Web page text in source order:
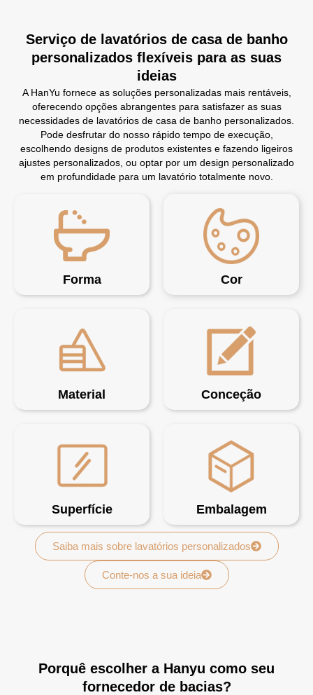
Serviço de lavatórios de casa de banho
personalizados flexíveis para as suas
ideias
A HanYu fornece as soluções personalizadas mais rentáveis,
oferecendo opções abrangentes para satisfazer as suas
necessidades de lavatórios de casa de banho personalizados.
Pode desfrutar do nosso rápido tempo de execução,
escolhendo designs de produtos existentes e fazendo ligeiros
ajustes personalizados, ou optar por um design personalizado
em profundidade para um lavatório totalmente novo.
Forma Cor
Material Conceção
Superfície Embalagem
Saiba mais sobre lavatórios personalizados
Conte-nos a sua ideia
Porquê escolher a Hanyu como seu
fornecedor de bacias?